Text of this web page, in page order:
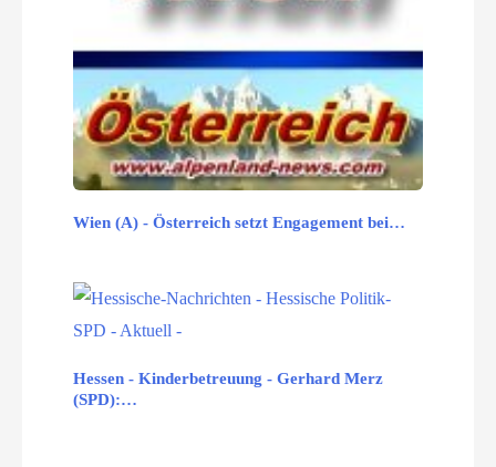
Wien (A) - Österreich setzt Engagement bei…
Hessen - Kinderbetreuung - Gerhard Merz
(SPD):…